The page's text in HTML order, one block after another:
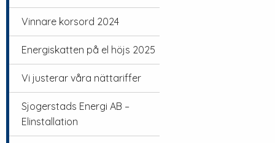
Vinnare korsord 2024
Energiskatten på el höjs 2025
Vi justerar våra nättariffer
Sjogerstads Energi AB –
Elinstallation